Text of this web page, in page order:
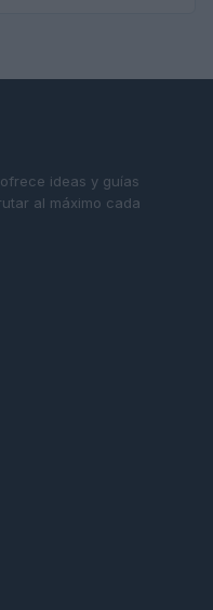
ideas y guías
al máximo cada